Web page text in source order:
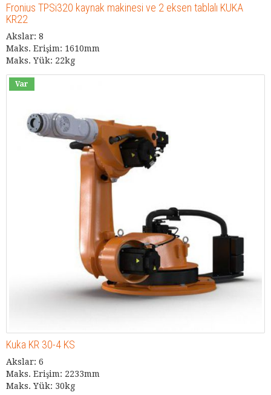
Fronius TPSi320 kaynak makinesi ve 2 eksen tablalı KUKA
KR22
Akslar: 8
Maks. Erişim: 1610mm
Maks. Yük: 22kg
Var
Kuka KR 30-4 KS
Akslar: 6
Maks. Erişim: 2233mm
Maks. Yük: 30kg